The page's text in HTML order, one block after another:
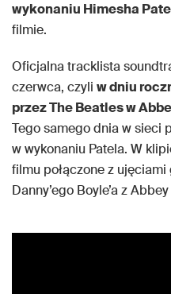
wykonaniu Himesha
filmie.
Oficjalna tracklista
czerwca, czyli w dniu
przez The Beatles w
Tego samego dnia w sieci
w wykonaniu Patela. W
filmu połączone z
Danny’ego Boyle’a z